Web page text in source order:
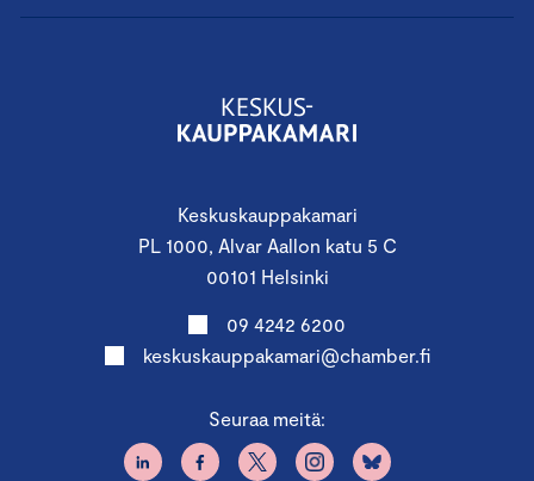
Keskuskauppakamari
PL 1000, Alvar Aallon katu 5 C
00101 Helsinki
09 4242 6200
keskuskauppakamari@chamber.fi
Seuraa meitä: